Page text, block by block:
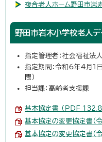
複合老人ホーム野田市楽
野田市岩木小学校老人デ
指定管理者：社会福祉法
指定期間：令和6年4月1
間）
担当課：高齢者支援課
基本協定書 （PDF 132.8
基本協定の変更協定書（
基本協定の変更協定書（